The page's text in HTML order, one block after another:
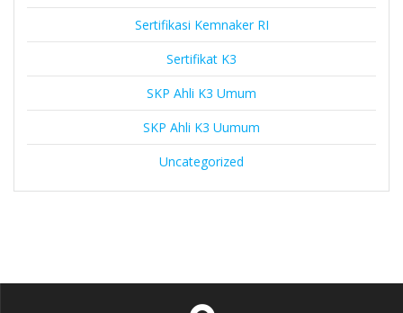
Sertifikasi Kemnaker RI
Sertifikat K3
SKP Ahli K3 Umum
SKP Ahli K3 Uumum
Uncategorized